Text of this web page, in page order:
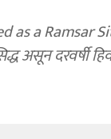
a Ramsar
असून दरवर्षी